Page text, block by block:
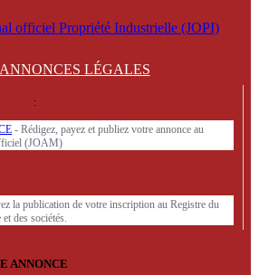
officiel Propriété Industrielle (JOPI)
ANNONCES LÉGALES
:
- Rédigez, payez et publiez votre annonce au
(JOAM)
la publication de votre inscription au Registre du
des sociétés.
ANNONCE